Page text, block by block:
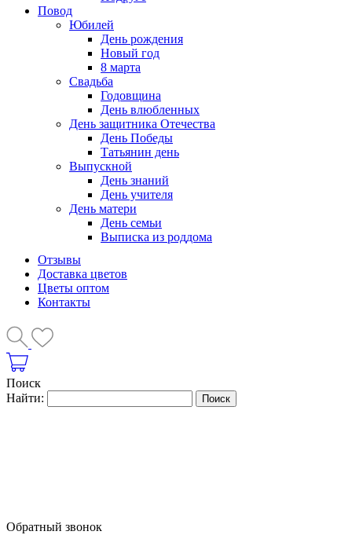
Повод
Юбилей
День рождения
Новый год
8 марта
Свадьба
Годовщина
День влюбленных
День защитника Отечества
День Победы
Татьянин день
Выпускной
День знаний
День учителя
День матери
День семьи
Выписка из роддома
Отзывы
Доставка цветов
Цветы оптом
Контакты
Поиск
Найти:
Обратный звонок